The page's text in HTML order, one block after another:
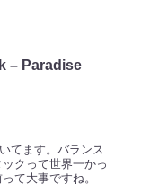
– Paradise
てます。バランス
クって世界一かっ
て大事ですね。